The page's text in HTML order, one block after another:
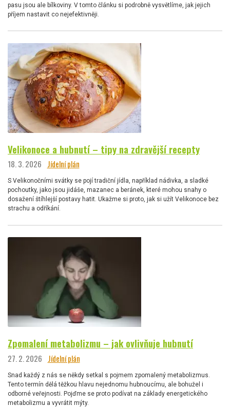
pasu jsou ale bílkoviny. V tomto článku si podrobně vysvětlíme, jak jejich
příjem nastavit co nejefektivněji.
Velikonoce a hubnutí – tipy na zdravější recepty
18. 3. 2026 Jídelní plán
S Velikonočními svátky se pojí tradiční jídla, například nádivka, a sladké
pochoutky, jako jsou jidáše, mazanec a beránek, které mohou snahy o
dosažení štíhlejší postavy hatit. Ukažme si proto, jak si užít Velikonoce bez
strachu a odříkání.
Zpomalení metabolizmu – jak ovlivňuje hubnutí
27. 2. 2026 Jídelní plán
Snad každý z nás se někdy setkal s pojmem zpomalený metabolizmus.
Tento termín dělá těžkou hlavu nejednomu hubnoucímu, ale bohužel i
odborné veřejnosti. Pojďme se proto podívat na základy energetického
metabolizmu a vyvrátit mýty.